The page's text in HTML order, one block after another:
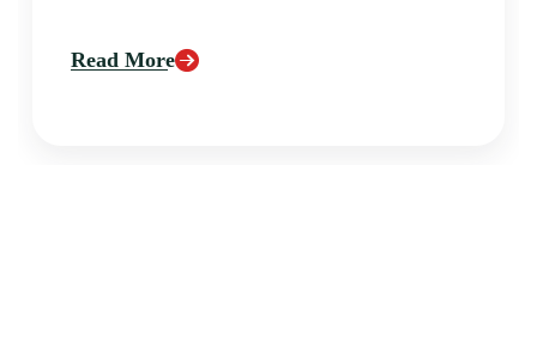
Read More